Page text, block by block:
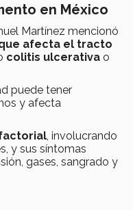
en México
Martínez mencionó
afecta el tracto
colitis ulcerativa o
puede tener
y afecta
, involucrando
y sus síntomas
gases, sangrado y